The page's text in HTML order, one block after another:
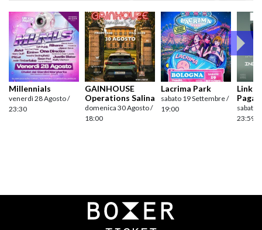
Millennials
venerdì 28 Agosto /
23:30
GAINHOUSE
Operations Salina
domenica 30 Agosto /
18:00
Lacrima Park
sabato 19 Settembre /
19:00
Link
sabato
23:59
Navigazione